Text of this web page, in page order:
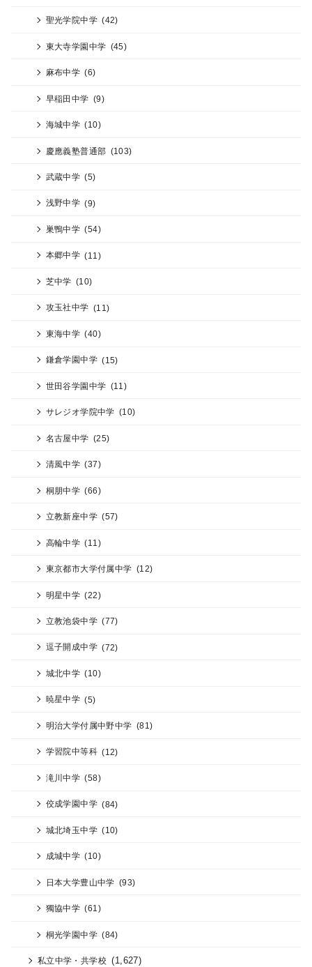
聖光学院中学 (42)
東大寺学園中学 (45)
麻布中学 (6)
早稲田中学 (9)
海城中学 (10)
慶應義塾普通部 (103)
武蔵中学 (5)
浅野中学 (9)
巣鴨中学 (54)
本郷中学 (11)
芝中学 (10)
攻玉社中学 (11)
東海中学 (40)
鎌倉学園中学 (15)
世田谷学園中学 (11)
サレジオ学院中学 (10)
名古屋中学 (25)
清風中学 (37)
桐朋中学 (66)
立教新座中学 (57)
高輪中学 (11)
東京都市大学付属中学 (12)
明星中学 (22)
立教池袋中学 (77)
逗子開成中学 (72)
城北中学 (10)
暁星中学 (5)
明治大学付属中野中学 (81)
学習院中等科 (12)
滝川中学 (58)
佼成学園中学 (84)
城北埼玉中学 (10)
成城中学 (10)
日本大学豊山中学 (93)
獨協中学 (61)
桐光学園中学 (84)
私立中学・共学校 (1,627)